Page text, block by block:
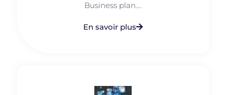
Business plan....
En savoir plus